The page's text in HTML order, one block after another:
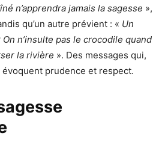
n’apprendra jamais la sagesse »,
qu’un autre prévient : « Un
n’insulte pas le crocodile quand
la rivière ». Des messages qui,
prudence et respect.